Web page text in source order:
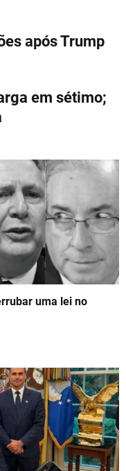
e
n
ar
e
após Trump
em sétimo;
uma lei no